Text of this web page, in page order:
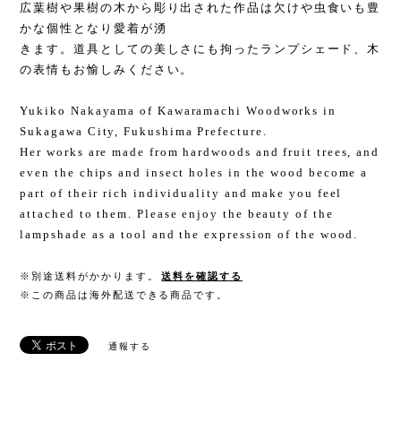
広葉樹や果樹の木から彫り出された作品は欠けや虫食いも豊
かな個性となり愛着が湧
きます。道具としての美しさにも拘ったランプシェード、木
の表情もお愉しみください。
Yukiko Nakayama of Kawaramachi Woodworks in
Sukagawa City, Fukushima Prefecture.
Her works are made from hardwoods and fruit trees, and
even the chips and insect holes in the wood become a
part of their rich individuality and make you feel
attached to them. Please enjoy the beauty of the
lampshade as a tool and the expression of the wood.
※別途送料がかかります。
送料を確認する
※この商品は海外配送できる商品です。
通報する